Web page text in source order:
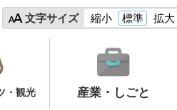
文字サイズ 縮小 標準 拡大
・観光 産業・しごと